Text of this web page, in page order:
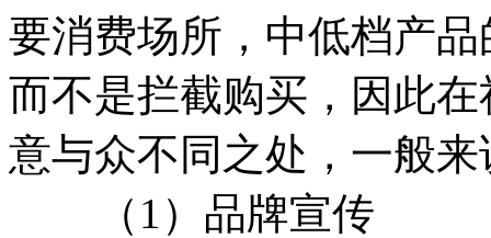
要消费场所，中低档产
而不是拦截购买，因此
意与众不同之处，一般
（1）品牌宣传